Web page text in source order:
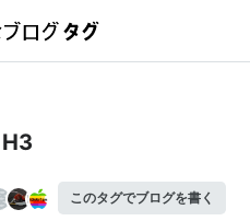
H3
このタグでブログを書く